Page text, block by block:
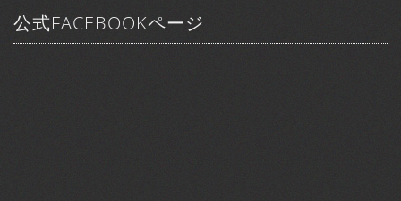
公式FACEBOOKページ